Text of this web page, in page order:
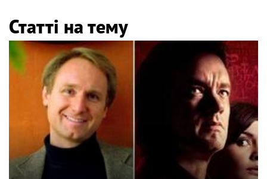
Статті на тему